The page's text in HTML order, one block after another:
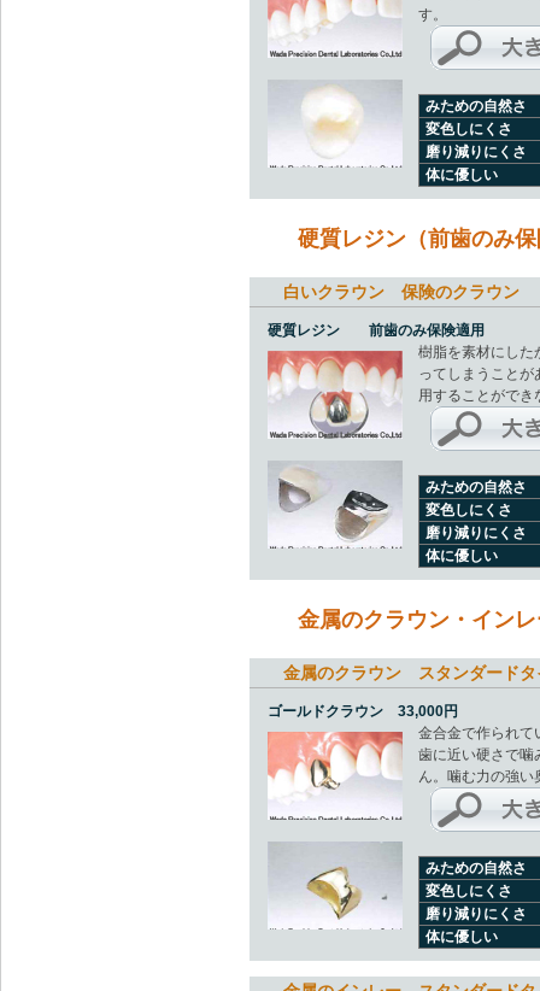
す。
みための自然さ
変色しにくさ
磨り減りにくさ
体に優しい
硬質レジン（前歯のみ
白いクラウン 保険のクラウン
硬質レジン 前歯のみ保険適用
樹脂を素材にした
ってしまうこと
用することができ
みための自然さ
変色しにくさ
磨り減りにくさ
体に優しい
金属のクラウン・イン
金属のクラウン スタンダード
ゴールドクラウン 33,000円
金合金で作られて
歯に近い硬さで噛
ん。噛む力の強い
みための自然さ
変色しにくさ
磨り減りにくさ
体に優しい